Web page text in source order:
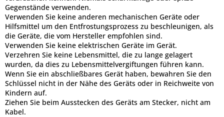
Gegenstände verwenden.
Verwenden Sie keine anderen mechanischen Geräte oder
Hilfsmittel um den Entfrostungsprozess zu beschleunigen, als
die Geräte, die vom Hersteller empfohlen sind.
Verwenden Sie keine elektrischen Geräte im Gerät.
Verzehren Sie keine Lebensmittel, die zu lange gelagert
wurden, da dies zu Lebensmittelvergiftungen führen kann.
Wenn Sie ein abschließbares Gerät haben, bewahren Sie den
Schlüssel nicht in der Nähe des Geräts oder in Reichweite von
Kindern auf.
Ziehen Sie beim Ausstecken des Geräts am Stecker, nicht am
Kabel.